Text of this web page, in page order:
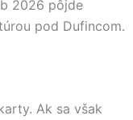
2026 pôjde
pod Dufincom.
Ak sa však